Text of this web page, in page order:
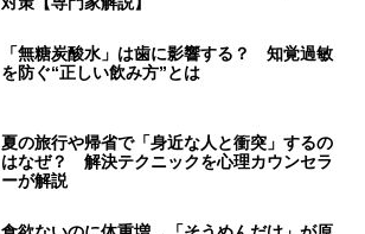
「無糖炭酸水」は歯に影響する？ 知覚過敏
を防ぐ“正しい飲み方”とは
夏の旅行や帰省で「身近な人と衝突」するの
はなぜ？ 解決テクニックを心理カウンセラ
ーが解説